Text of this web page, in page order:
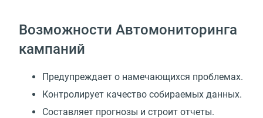
Возможности Автомониторинга
кампаний
Предупреждает о намечающихся проблемах.
Контролирует качество собираемых данных.
Составляет прогнозы и строит отчеты.